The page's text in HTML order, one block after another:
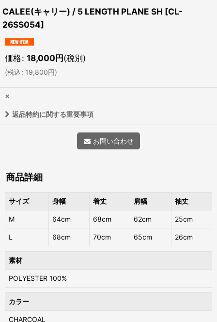
CALEE(キャリー) / 5 LENGTH PLANE SH [CL-
26SS054]
価格: 18,000円(税別)
(税込: 19,800円)
×
返品特約に関する重要事項
お問い合わせ
商品詳細
サイズ 身幅 着丈 肩幅 袖丈
M 64cm 68cm 62cm 25cm
L 68cm 70cm 65cm 26cm
素材
POLYESTER 100%
カラー
CHARCOAL